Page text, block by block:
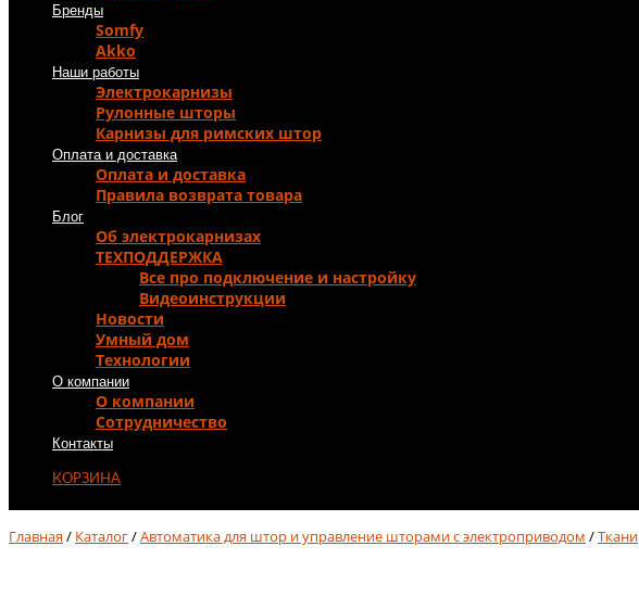
Бренды
Somfy
Akko
Наши работы
Электрокарнизы
Рулонные шторы
Карнизы для римских штор
Оплата и доставка
Оплата и доставка
Правила возврата товара
Блог
Об электрокарнизах
ТЕХПОДДЕРЖКА
Все про подключение и настройку
Видеоинструкции
Новости
Умный дом
Технологии
О компании
О компании
Сотрудничество
Контакты
КОРЗИНА
Главная/ Каталог/Автоматика для штор и управление шторами с электроприводом /Ткани